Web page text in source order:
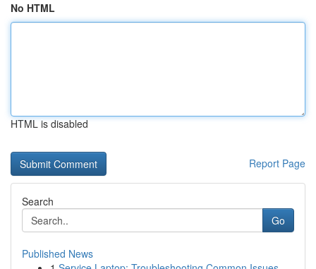
No HTML
HTML is disabled
Report Page
Search
Go
Published News